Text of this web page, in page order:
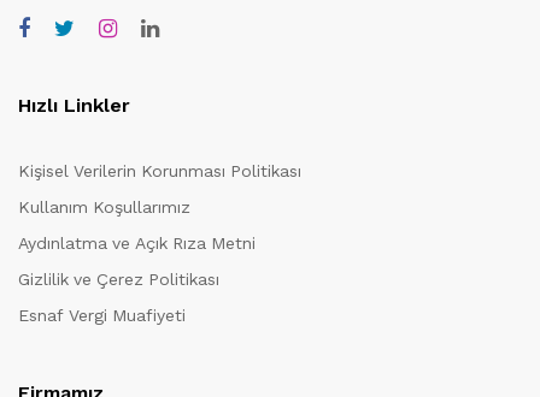
Hızlı Linkler
Kişisel Verilerin Korunması Politikası
Kullanım Koşullarımız
Aydınlatma ve Açık Rıza Metni
Gizlilik ve Çerez Politikası
Esnaf Vergi Muafiyeti